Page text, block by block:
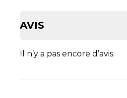
AVIS
Il n’y a pas encore d’avis.